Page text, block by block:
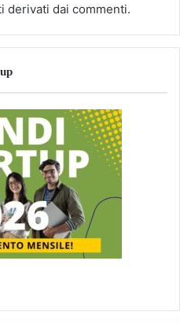
derivati dai commenti.